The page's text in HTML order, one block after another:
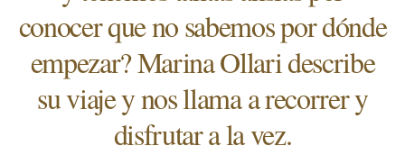
conocer que no sabemos por dónde
empezar? Marina Ollari describe
su viaje y nos llama a recorrer y
disfrutar a la vez.